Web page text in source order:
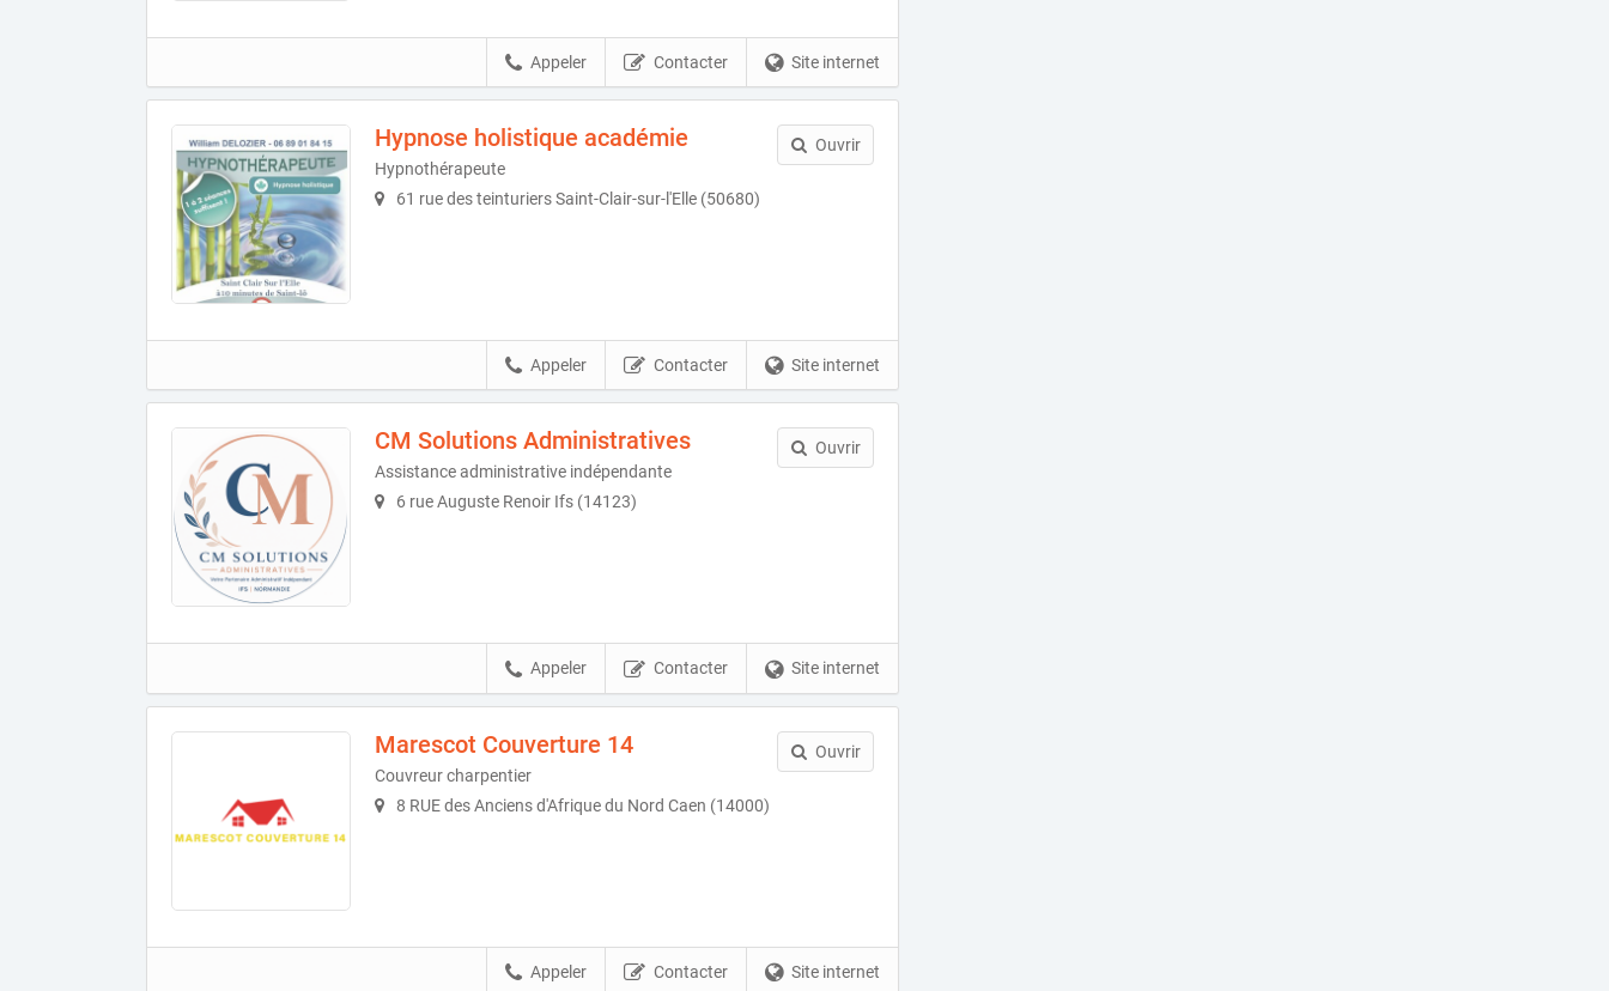
Site internet
Contacter
Appeler
Hypnose holistique académie
Hypnothérapeute
61 rue des teinturiers Saint-Clair-sur-l'Elle (50680)
Ouvrir
Site internet
Contacter
Appeler
CM Solutions Administratives
Assistance administrative indépendante
6 rue Auguste Renoir Ifs (14123)
Ouvrir
Site internet
Contacter
Appeler
Marescot Couverture 14
Couvreur charpentier
8 RUE des Anciens d'Afrique du Nord Caen (14000)
Ouvrir
Site internet
Contacter
Appeler